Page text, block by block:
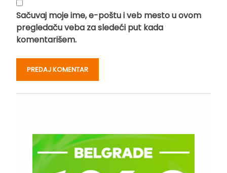
Sačuvaj moje ime, e-poštu i veb mesto u ovom
pregledaču veba za sledeći put kada
komentarišem.